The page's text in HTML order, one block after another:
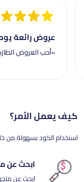
عروض رائعة
«أحب العروض
كيف يعمل الأمر؟
استخدام الكود بسهولة من
ابحث عن
ابحث عن